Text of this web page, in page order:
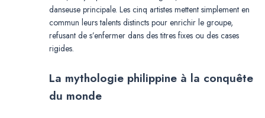
danseuse principale. Les cinq artistes mettent simplement en
commun leurs talents distincts pour enrichir le groupe,
refusant de s’enfermer dans des titres fixes ou des cases
rigides.
La mythologie philippine à la conquête
du monde